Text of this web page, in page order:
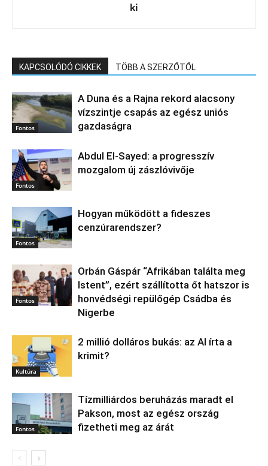
ki
KAPCSOLÓDÓ CIKKEK TÖBB A SZERZŐTŐL
Fontos
A Duna és a Rajna rekord alacsony
vízszintje csapás az egész uniós
gazdaságra
Fontos
Abdul El‑Sayed: a progresszív
mozgalom új zászlóvivője
Fontos
Hogyan működött a fideszes
cenzúrarendszer?
Fontos
Orbán Gáspár “Afrikában találta meg
Istent”, ezért szállította őt hatszor is
honvédségi repülőgép Csádba és
Nigerbe
Kultúra
2 millió dolláros bukás: az AI írta a
krimit?
Fontos
Tízmilliárdos beruházás maradt el
Pakson, most az egész ország
fizetheti meg az árát